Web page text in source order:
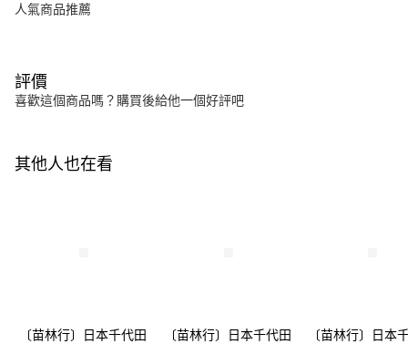
人氣商品推薦
評價
喜歡這個商品嗎？購買後給他一個好評吧
其他人也在看
〔苗林行〕日本千代田
〔苗林行〕日本千代田
〔苗林行〕日本